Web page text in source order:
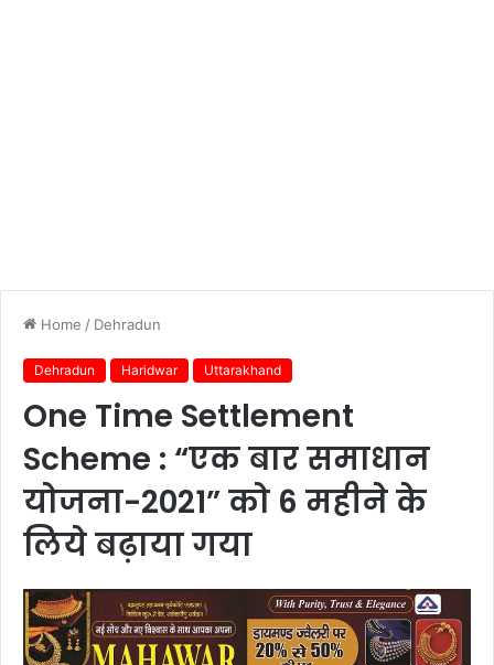
Home / Dehradun
Dehradun Haridwar Uttarakhand
One Time Settlement
Scheme : “एक बार समाधान
योजना-2021” को 6 महीने के
लिये बढ़ाया गया